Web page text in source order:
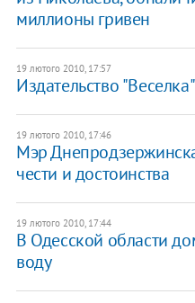
миллионы гривен
19 лютого 2010, 17:57
Издательство
19 лютого 2010, 17:46
Мэр
чести и достоинства
19 лютого 2010, 17:44
В Одесской области
воду